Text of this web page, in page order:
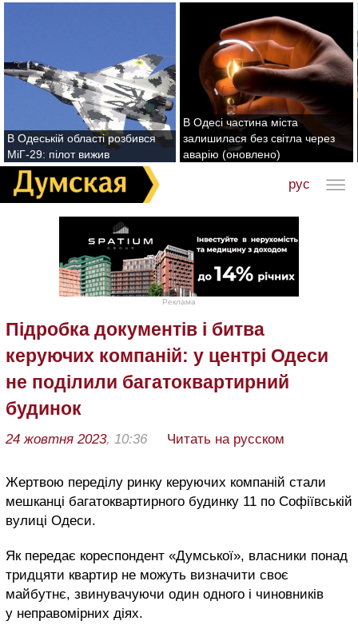
В Одеській області розбився
МіГ-29: пілот вижив
В Одесі частина міста
залишилася без світла через
аварію (оновлено)
рус
Реклама
Підробка документів і битва
керуючих компаній: у центрі Одеси
не поділили багатоквартирний
будинок
24 жовтня 2023, 10:36 Читать на русском
Жертвою переділу ринку керуючих компаній стали
мешканці багатоквартирного будинку 11 по Софіївській
вулиці Одеси.
Як передає кореспондент «Думської», власники понад
тридцяти квартир не можуть визначити своє
майбутнє, звинувачуючи один одного і чиновників
у неправомірних діях.